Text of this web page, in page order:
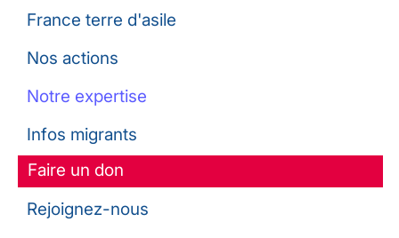
France terre d'asile
Nos actions
Notre expertise
Infos migrants
Faire un don
Rejoignez-nous